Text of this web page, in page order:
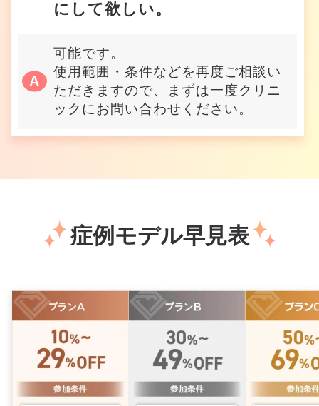
にして欲しい。
可能です。
使用範囲・条件などを再度ご相談い
ただきますので、まずは一度クリニ
ックにお問い合わせください。
症例モデル早見表